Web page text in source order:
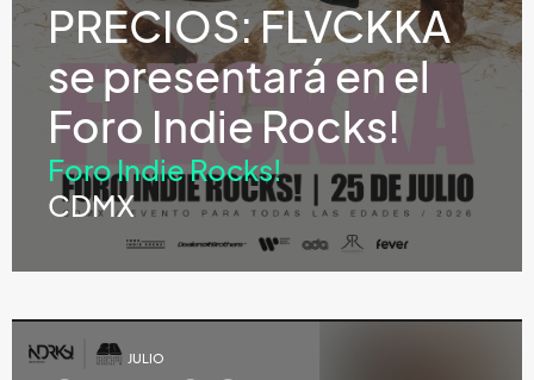
PRECIOS: FLVCKKA
se presentará en el
Foro Indie Rocks!
Foro Indie Rocks!
CDMX
JULIO